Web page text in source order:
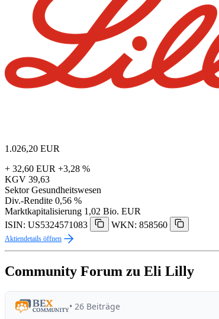
1.026,20 EUR
+ 32,60 EUR +3,28 %
KGV 39,63
Sektor Gesundheitswesen
Div.-Rendite 0,56 %
Marktkapitalisierung 1,02 Bio. EUR
ISIN: US5324571083
WKN: 858560
Aktiendetails öffnen
Community Forum zu Eli Lilly